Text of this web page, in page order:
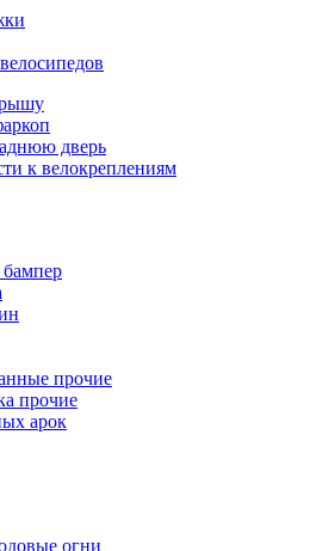
дверь
к велокреплениям
прочие
прочие
арок
огни